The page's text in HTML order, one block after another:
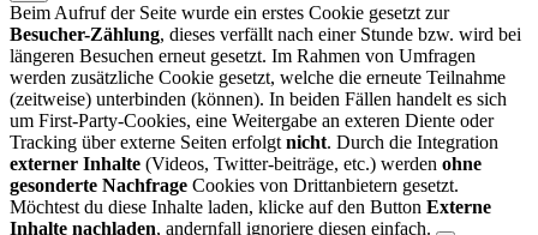
Beim Aufruf der Seite wurde ein erstes Cookie gesetzt zur
Besucher-Zählung, dieses verfällt nach einer Stunde bzw. wird bei
längeren Besuchen erneut gesetzt. Im Rahmen von Umfragen
werden zusätzliche Cookie gesetzt, welche die erneute Teilnahme
(zeitweise) unterbinden (können). In beiden Fällen handelt es sich
um First-Party-Cookies, eine Weitergabe an exteren Diente oder
Tracking über externe Seiten erfolgt nicht. Durch die Integration
externer Inhalte (Videos, Twitter-beiträge, etc.) werden ohne
gesonderte Nachfrage Cookies von Drittanbietern gesetzt.
Möchtest du diese Inhalte laden, klicke auf den Button Externe
Inhalte nachladen, andernfall ignoriere diesen einfach.